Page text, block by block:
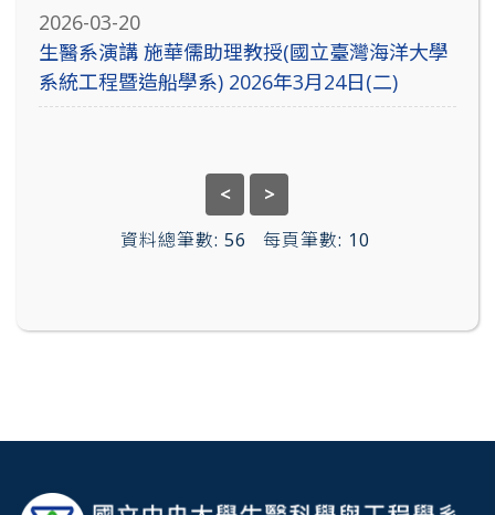
2026-03-20
生醫系演講 施華儒助理教授(國立臺灣海洋大學
系統工程暨造船學系) 2026年3月24日(二)
<
>
資料總筆數: 56 每頁筆數: 10